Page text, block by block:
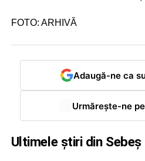
FOTO: ARHIVĂ
Adaugă-ne ca
Urmărește-ne
Ultimele știri din Sebeș